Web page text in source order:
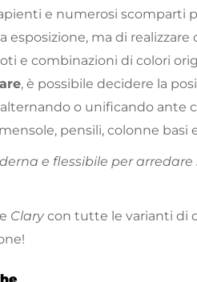
e numerosi scomparti
ma di realizzare
e combinazioni di colori
, è possibile decidere la
o unificando ante
pensili, colonne basi
e flessibile per arredare
Clary con tutte le varianti di